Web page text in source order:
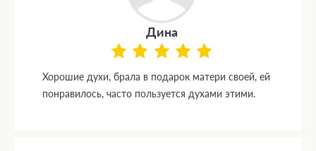
Дина
Хорошие духи, брала в подарок матери своей, ей
понравилось, часто пользуется духами этими.